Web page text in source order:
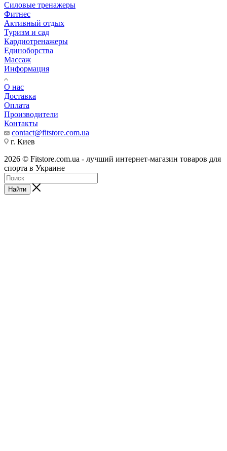
Силовые тренажеры
Фитнес
Активный отдых
Туризм и сад
Кардиотренажеры
Единоборства
Массаж
Информация
О нас
Доставка
Оплата
Производители
Контакты
contact@fitstore.com.ua
г. Киев
2026 © Fitstore.com.ua - лучший интернет-магазин товаров для
спорта в Украине
Найти